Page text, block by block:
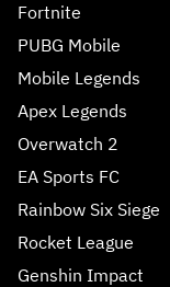
Fortnite
PUBG Mobile
Mobile Legends
Apex Legends
Overwatch 2
EA Sports FC
Rainbow Six Siege
Rocket League
Genshin Impact